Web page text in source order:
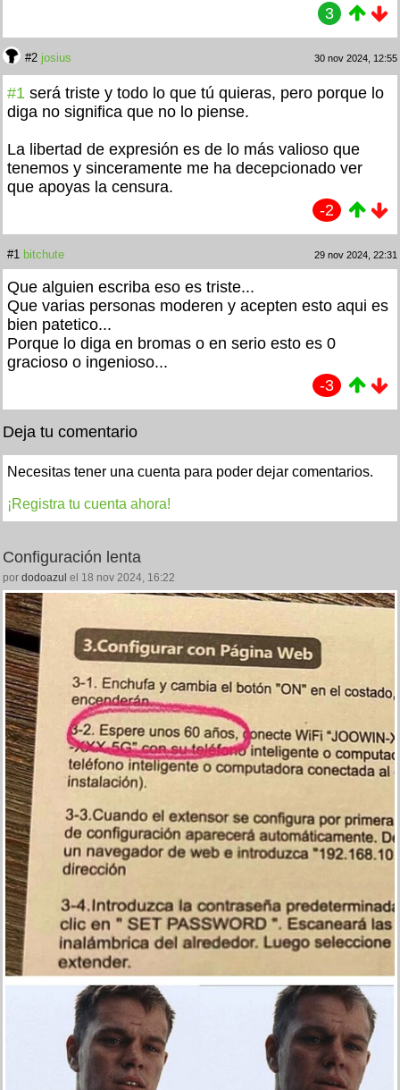
3
#2 josius 30 nov 2024, 12:55
#1 será triste y todo lo que tú quieras, pero porque lo
diga no significa que no lo piense.
La libertad de expresión es de lo más valioso que
tenemos y sinceramente me ha decepcionado ver
que apoyas la censura.
-2
#1 bitchute 29 nov 2024, 22:31
Que alguien escriba eso es triste...
Que varias personas moderen y acepten esto aqui es
bien patetico...
Porque lo diga en bromas o en serio esto es 0
gracioso o ingenioso...
-3
Deja tu comentario
Necesitas tener una cuenta para poder dejar comentarios.
¡Registra tu cuenta ahora!
Configuración lenta
por dodoazul el 18 nov 2024, 16:22